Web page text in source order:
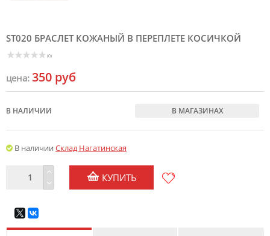
ST020 БРАСЛЕТ КОЖАНЫЙ В ПЕРЕПЛЕТЕ КОСИЧКОЙ
(0)
цена: 350 руб
В НАЛИЧИИ В МАГАЗИНАХ
В наличии Склад Нагатинская
КУПИТЬ